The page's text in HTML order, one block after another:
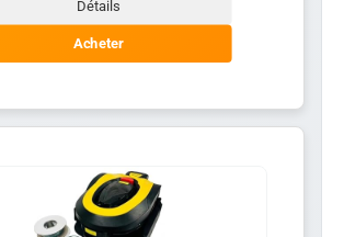
Détails
Acheter